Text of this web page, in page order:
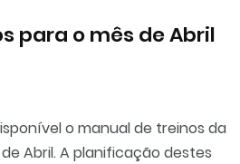
para o mês de Abril
o manual de treinos da
Abril. A planificação destes